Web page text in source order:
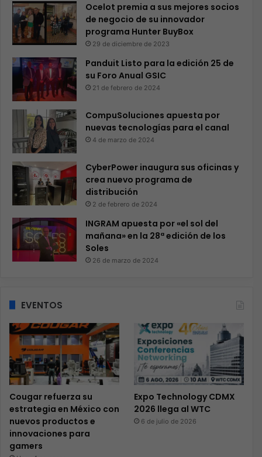
Ocelot premia a sus mejores socios
de negocio de su innovador
programa Hunter BuyBox
29 de diciembre de 2023
Panduit Listo para la edición 25 de
su Foro Anual GSIC
21 de febrero de 2024
CompuSoluciones apuesta por
nuevas tecnologías para el canal
4 de marzo de 2024
CyberPower inaugura sus oficinas y
crea nuevo programa de
distribución
2 de febrero de 2024
INGRAM apuesta por «el sol del
mañana» en la 28ª edición de los
Soles
26 de marzo de 2024
EVENTOS
Cougar refuerza su
estrategia en México con
nuevos productos e
innovaciones para
gamers
Expo Technology CDMX
2026 llega al WTC
6 de julio de 2026